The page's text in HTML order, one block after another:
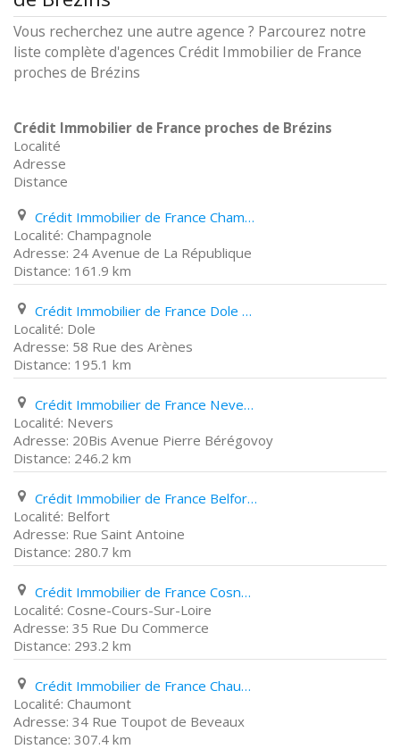
Vous recherchez une autre agence ? Parcourez notre
liste complète d'agences Crédit Immobilier de France
proches de Brézins
Crédit Immobilier de France proches de Brézins
Localité
Adresse
Distance
Crédit Immobilier de France Champagnole 24 Avenue de La République
Champagnole
24 Avenue de La République
161.9 km
Crédit Immobilier de France Dole 58 Rue des Arènes
Dole
58 Rue des Arènes
195.1 km
Crédit Immobilier de France Nevers 20Bis Avenue Pierre Bérégovoy
Nevers
20Bis Avenue Pierre Bérégovoy
246.2 km
Crédit Immobilier de France Belfort Rue Saint Antoine
Belfort
Rue Saint Antoine
280.7 km
Crédit Immobilier de France Cosne-Cours-Sur-Loire 35 Rue Du Commerce
Cosne-Cours-Sur-Loire
35 Rue Du Commerce
293.2 km
Crédit Immobilier de France Chaumont 34 Rue Toupot de Beveaux
Chaumont
34 Rue Toupot de Beveaux
307.4 km